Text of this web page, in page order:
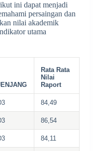
ini dapat menjadi
persaingan dan
nilai akademik
utama
Rata Rata
Nilai
Raport
84,49
86,54
84,11